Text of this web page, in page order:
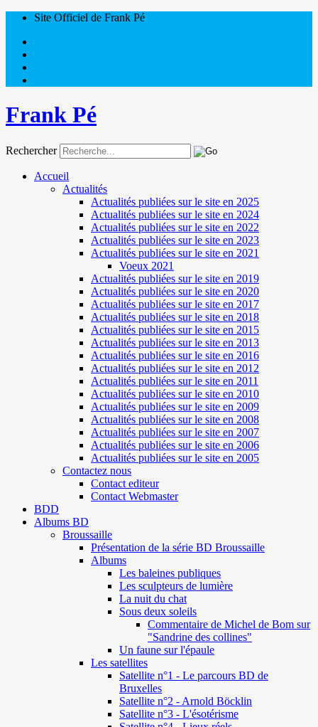
Site Officiel de Frank Pé
Frank Pé
Rechercher
Accueil
Actualités
Actualités publiées sur le site en 2025
Actualités publiées sur le site en 2024
Actualités publiées sur le site en 2022
Actualités publiées sur le site en 2023
Actualités publiées sur le site en 2021
Voeux 2021
Actualités publiées sur le site en 2019
Actualités publiées sur le site en 2020
Actualités publiées sur le site en 2017
Actualités publiées sur le site en 2018
Actualités publiées sur le site en 2015
Actualités publiées sur le site en 2013
Actualités publiées sur le site en 2016
Actualités publiées sur le site en 2012
Actualités publiées sur le site en 2011
Actualités publiées sur le site en 2010
Actualités publiées sur le site en 2009
Actualités publiées sur le site en 2008
Actualités publiées sur le site en 2007
Actualités publiées sur le site en 2006
Actualités publiées sur le site en 2005
Contactez nous
Contact editeur
Contact Webmaster
BDD
Albums BD
Broussaille
Présentation de la série BD Broussaille
Albums
Les baleines publiques
Les sculpteurs de lumière
La nuit du chat
Sous deux soleils
Commentaire de Michel de Bom sur
"Sandrine des collines"
Un faune sur l'épaule
Les satellites
Satellite n°1 - Le parcours BD de
Bruxelles
Satellite n°2 - Arnold Böcklin
Satellite n°3 - L'ésotérisme